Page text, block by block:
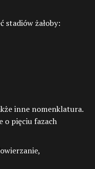
stadiów żałoby:
inne nomenklatura.
o pięciu fazach